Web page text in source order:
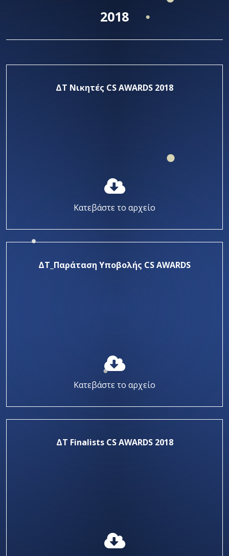
2018
ΔΤ Νικητές CS AWARDS 2018
Κατεβάστε το αρχείο
ΔΤ_Παράταση Υποβολής CS AWARDS
Κατεβάστε το αρχείο
ΔΤ Finalists CS AWARDS 2018